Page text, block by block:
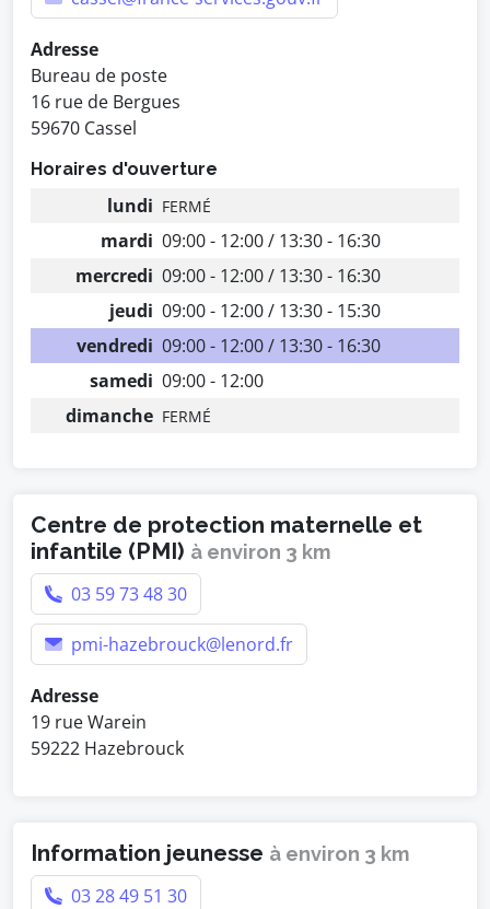
Adresse
Bureau de poste
16 rue de Bergues
59670 Cassel
Horaires d'ouverture
lundi FERMÉ
mardi 09:00 - 12:00 / 13:30 - 16:30
mercredi 09:00 - 12:00 / 13:30 - 16:30
jeudi 09:00 - 12:00 / 13:30 - 15:30
vendredi 09:00 - 12:00 / 13:30 - 16:30
samedi 09:00 - 12:00
dimanche FERMÉ
Centre de protection maternelle et
infantile (PMI) à environ 3 km
03 59 73 48 30
pmi-hazebrouck@lenord.fr
Adresse
19 rue Warein
59222 Hazebrouck
Information jeunesse à environ 3 km
03 28 49 51 30